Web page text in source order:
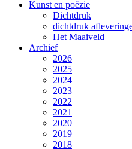
Kunst en poëzie
Dichtdruk
dichtdruk
Het Maaiveld
Archief
2026
2025
2024
2023
2022
2021
2020
2019
2018